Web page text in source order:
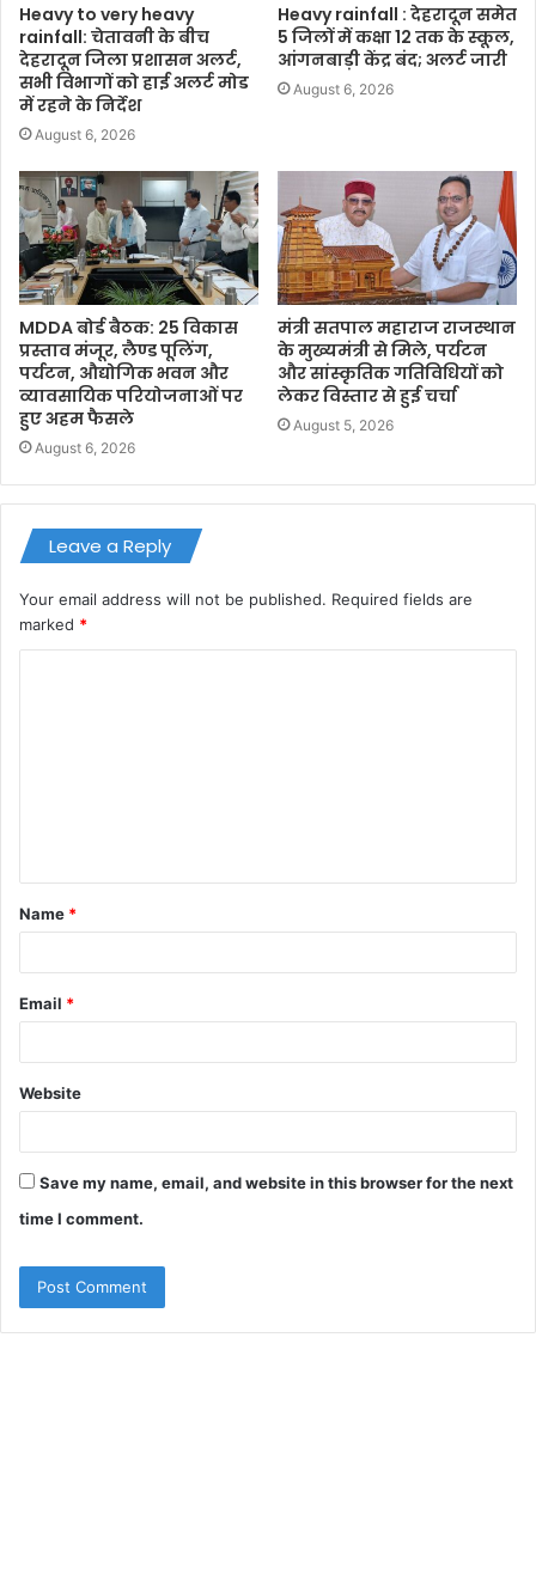
Heavy to very heavy
rainfall: चेतावनी के बीच
देहरादून जिला प्रशासन अलर्ट,
सभी विभागों को हाई अलर्ट मोड
में रहने के निर्देश
August 6, 2026
Heavy rainfall : देहरादून समेत
5 जिलों में कक्षा 12 तक के स्कूल,
आंगनबाड़ी केंद्र बंद; अलर्ट जारी
August 6, 2026
MDDA बोर्ड बैठक: 25 विकास
प्रस्ताव मंजूर, लैण्ड पूलिंग,
पर्यटन, औद्योगिक भवन और
व्यावसायिक परियोजनाओं पर
हुए अहम फैसले
August 6, 2026
मंत्री सतपाल महाराज राजस्थान
के मुख्यमंत्री से मिले, पर्यटन
और सांस्कृतिक गतिविधियों को
लेकर विस्तार से हुई चर्चा
August 5, 2026
Leave a Reply
Your email address will not be published. Required fields are
marked *
t
*
Name *
Email *
Website
Save my name, email, and website in this browser for the next
time I comment.